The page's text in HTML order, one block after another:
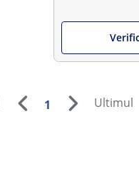
1 Ultimul